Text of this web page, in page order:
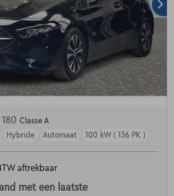
Classe A
Hybride Automaat 100 kW ( 136 PK )
aftrekbaar
met een laatste